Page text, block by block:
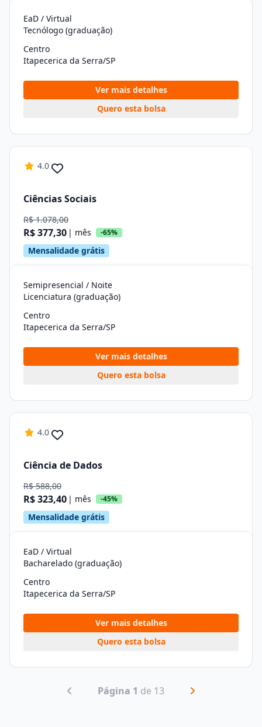
EaD / Virtual
Tecnólogo (graduação)
Centro
Itapecerica da Serra/SP
Ver mais detalhes
Quero esta bolsa
4.0
Ciências Sociais
R$ 1.078,00
R$ 377,30 | mês -65%
Mensalidade grátis
Semipresencial / Noite
Licenciatura (graduação)
Centro
Itapecerica da Serra/SP
Ver mais detalhes
Quero esta bolsa
4.0
Ciência de Dados
R$ 588,00
R$ 323,40 | mês -45%
Mensalidade grátis
EaD / Virtual
Bacharelado (graduação)
Centro
Itapecerica da Serra/SP
Ver mais detalhes
Quero esta bolsa
Página 1 de 13